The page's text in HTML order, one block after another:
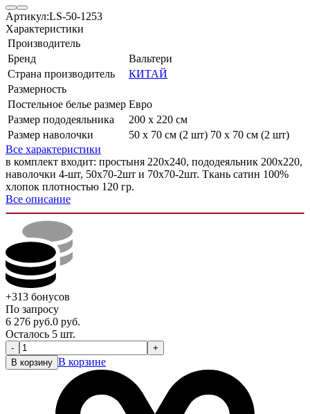
Артикул:LS-50-1253
Характеристики
Производитель
Бренд
Вальтери
Страна производитель
КИТАЙ
Размерность
Постельное белье размер Евро
Размер пододеяльника
200 х 220 см
Размер наволочки
50 х 70 см (2 шт) 70 х 70 см (2 шт)
Все характеристики
в комплект входит: простыня 220х240, пододеяльник 200х220,
наволочки 4-шт, 50х70-2шт и 70х70-2шт. Ткань сатин 100%
хлопок плотностью 120 гр.
Все описание
+313 бонусов
По запросу
6 276 руб.0 руб.
Осталось 5 шт.
-
+
В корзину В корзине